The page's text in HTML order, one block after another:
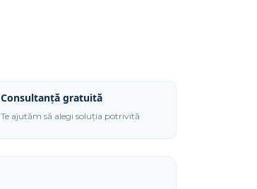
Consultanță gratuită
Te ajutăm să alegi soluția potrivită